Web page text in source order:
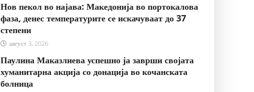
Нов пекол во најава: Македонија во портокалова
фаза, денес температурите се искачуваат до 37
степени
август 3, 2026
Паулина Маказлиева успешно ја заврши својата
хуманитарна акција со донација во кочанската
болница